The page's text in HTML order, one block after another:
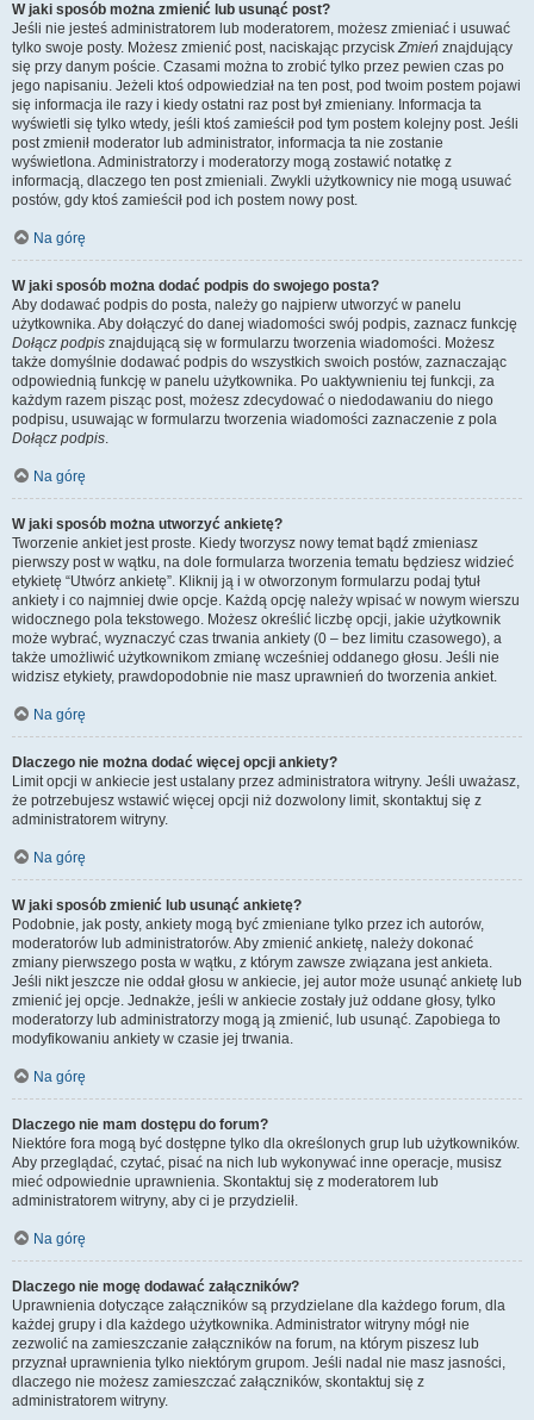
W jaki sposób można zmienić lub usunąć post?
Jeśli nie jesteś administratorem lub moderatorem, możesz zmieniać i usuwać
tylko swoje posty. Możesz zmienić post, naciskając przyciskZmień znajdujący
się przy danym poście. Czasami można to zrobić tylko przez pewien czas po
jego napisaniu. Jeżeli ktoś odpowiedział na ten post, pod twoim postem pojawi
się informacja ile razy i kiedy ostatni raz post był zmieniany. Informacja ta
wyświetli się tylko wtedy, jeśli ktoś zamieścił pod tym postem kolejny post. Jeśli
post zmienił moderator lub administrator, informacja ta nie zostanie
wyświetlona. Administratorzy i moderatorzy mogą zostawić notatkę z
informacją, dlaczego ten post zmieniali. Zwykli użytkownicy nie mogą usuwać
postów, gdy ktoś zamieścił pod ich postem nowy post.
Na górę
W jaki sposób można dodać podpis do swojego posta?
Aby dodawać podpis do posta, należy go najpierw utworzyć w panelu
użytkownika. Aby dołączyć do danej wiadomości swój podpis, zaznacz funkcję
Dołącz podpis znajdującą się w formularzu tworzenia wiadomości. Możesz
także domyślnie dodawać podpis do wszystkich swoich postów, zaznaczając
odpowiednią funkcję w panelu użytkownika. Po uaktywnieniu tej funkcji, za
każdym razem pisząc post, możesz zdecydować o niedodawaniu do niego
podpisu, usuwając w formularzu tworzenia wiadomości zaznaczenie z pola
Dołącz podpis.
Na górę
W jaki sposób można utworzyć ankietę?
Tworzenie ankiet jest proste. Kiedy tworzysz nowy temat bądź zmieniasz
pierwszy post w wątku, na dole formularza tworzenia tematu będziesz widzieć
etykietę “Utwórz ankietę”. Kliknij ją i w otworzonym formularzu podaj tytuł
ankiety i co najmniej dwie opcje. Każdą opcję należy wpisać w nowym wierszu
widocznego pola tekstowego. Możesz określić liczbę opcji, jakie użytkownik
może wybrać, wyznaczyć czas trwania ankiety (0 – bez limitu czasowego), a
także umożliwić użytkownikom zmianę wcześniej oddanego głosu. Jeśli nie
widzisz etykiety, prawdopodobnie nie masz uprawnień do tworzenia ankiet.
Na górę
Dlaczego nie można dodać więcej opcji ankiety?
Limit opcji w ankiecie jest ustalany przez administratora witryny. Jeśli uważasz,
że potrzebujesz wstawić więcej opcji niż dozwolony limit, skontaktuj się z
administratorem witryny.
Na górę
W jaki sposób zmienić lub usunąć ankietę?
Podobnie, jak posty, ankiety mogą być zmieniane tylko przez ich autorów,
moderatorów lub administratorów. Aby zmienić ankietę, należy dokonać
zmiany pierwszego posta w wątku, z którym zawsze związana jest ankieta.
Jeśli nikt jeszcze nie oddał głosu w ankiecie, jej autor może usunąć ankietę lub
zmienić jej opcje. Jednakże, jeśli w ankiecie zostały już oddane głosy, tylko
moderatorzy lub administratorzy mogą ją zmienić, lub usunąć. Zapobiega to
modyfikowaniu ankiety w czasie jej trwania.
Na górę
Dlaczego nie mam dostępu do forum?
Niektóre fora mogą być dostępne tylko dla określonych grup lub użytkowników.
Aby przeglądać, czytać, pisać na nich lub wykonywać inne operacje, musisz
mieć odpowiednie uprawnienia. Skontaktuj się z moderatorem lub
administratorem witryny, aby ci je przydzielił.
Na górę
Dlaczego nie mogę dodawać załączników?
Uprawnienia dotyczące załączników są przydzielane dla każdego forum, dla
każdej grupy i dla każdego użytkownika. Administrator witryny mógł nie
zezwolić na zamieszczanie załączników na forum, na którym piszesz lub
przyznał uprawnienia tylko niektórym grupom. Jeśli nadal nie masz jasności,
dlaczego nie możesz zamieszczać załączników, skontaktuj się z
administratorem witryny.